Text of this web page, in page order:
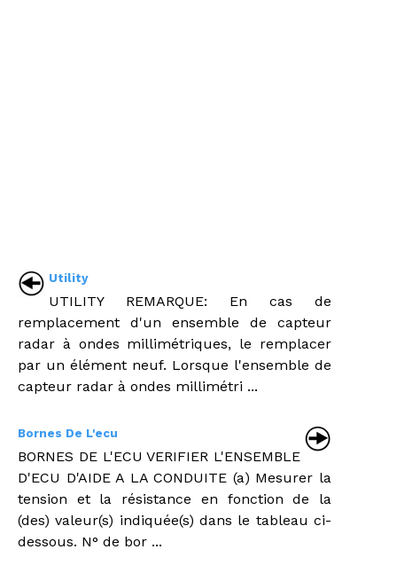
Utility
UTILITY REMARQUE: En cas de
remplacement d'un ensemble de capteur
radar à ondes millimétriques, le remplacer
par un élément neuf. Lorsque l'ensemble de
capteur radar à ondes millimétri ...
Bornes De L'ecu
BORNES DE L'ECU VERIFIER L'ENSEMBLE
D'ECU D'AIDE A LA CONDUITE (a) Mesurer la
tension et la résistance en fonction de la
(des) valeur(s) indiquée(s) dans le tableau ci-
dessous. N° de bor ...